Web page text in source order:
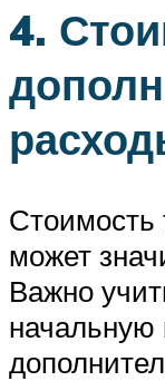
4.
Стоимость
может
Важно